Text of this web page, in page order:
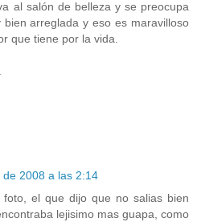
al salón de belleza y se preocupa
arreglada y eso es maravilloso
que tiene por la vida.
de 2008 a las 2:14
el que dijo que no salias bien
lejisimo mas guapa, como